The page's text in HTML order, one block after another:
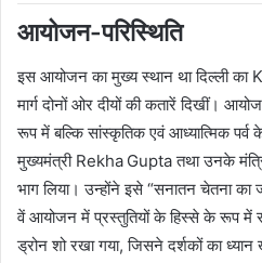
आयोजन-परिस्थिति
इस आयोजन का मुख्य स्थान था दिल्ली का
मार्ग दोनों ओर दीयों की कतारें दिखीं।
रूप में बल्कि सांस्कृतिक एवं आध्यात्मिक पर्व
मुख्यमंत्री Rekha Guptaतथा उनके
भाग लिया। उन्होंने इसे “सनातन चेतना का
वें आयोजन में प्रस्तुतियों के हिस्से के रूप में
ड्रोन शो रखा गया, जिसने दर्शकों का ध्यान